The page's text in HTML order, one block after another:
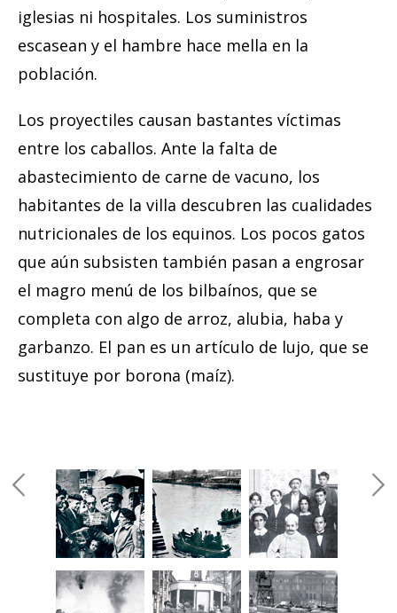
iglesias ni hospitales. Los suministros
escasean y el hambre hace mella en la
población.
Los proyectiles causan bastantes víctimas
entre los caballos. Ante la falta de
abastecimiento de carne de vacuno, los
habitantes de la villa descubren las cualidades
nutricionales de los equinos. Los pocos gatos
que aún subsisten también pasan a engrosar
el magro menú de los bilbaínos, que se
completa con algo de arroz, alubia, haba y
garbanzo. El pan es un artículo de lujo, que se
sustituye por borona (maíz).